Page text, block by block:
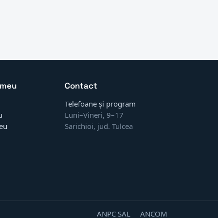
Contact
Telefoane și program
Luni–Vineri, 9–17
Sarichioi, jud. Tulcea
ANPC SAL ANCOM